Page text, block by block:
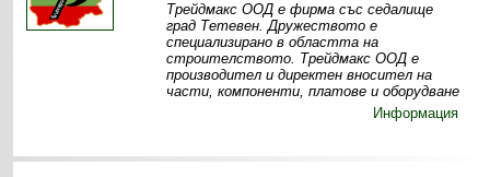
Трейдмакс ООД е фирма със седалище
град Тетевен. Дружеството е
специализирано в областта на
строителството. Трейдмакс ООД е
производител и директен вносител на
части, компоненти, платове и оборудване
Информация